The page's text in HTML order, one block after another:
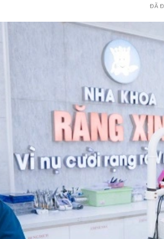
ĐÃ
Vấn đề quan
Bọc răng
Trồng